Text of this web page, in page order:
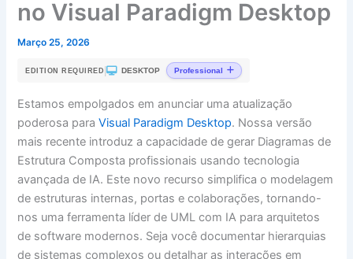
no Visual Paradigm Desktop
Março 25, 2026
EDITION REQUIRED | DESKTOP Professional
Estamos empolgados em anunciar uma atualização
poderosa paraVisual Paradigm Desktop. Nossa versão
mais recente introduz a capacidade de gerar Diagramas de
Estrutura Composta profissionais usando tecnologia
avançada de IA. Este novo recurso simplifica o modelagem
de estruturas internas, portas e colaborações, tornando-
nos uma ferramenta líder de UML com IA para arquitetos
de software modernos. Seja você documentar hierarquias
de sistemas complexos ou detalhar as interações em